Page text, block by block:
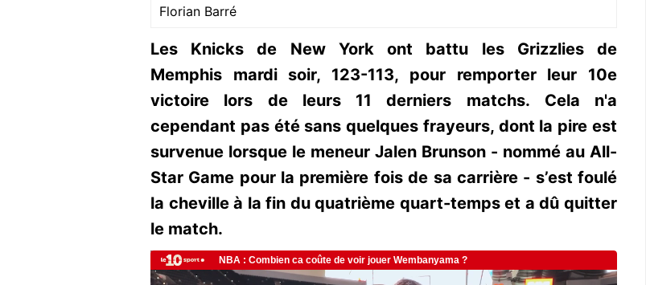
Florian Barré
Les Knicks de New York ont battu les Grizzlies de
Memphis mardi soir, 123-113, pour remporter leur 10e
victoire lors de leurs 11 derniers matchs. Cela n'a
cependant pas été sans quelques frayeurs, dont la pire est
survenue lorsque le meneur Jalen Brunson - nommé au All-
Star Game pour la première fois de sa carrière - s’est foulé
la cheville à la fin du quatrième quart-temps et a dû quitter
le match.